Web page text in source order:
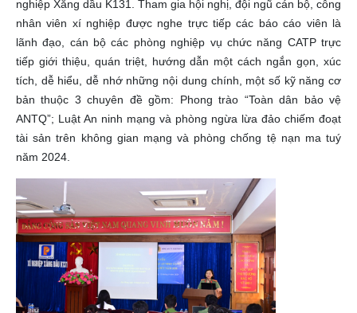
nghiệp Xăng dầu K131. Tham gia hội nghị, đội ngũ cán bộ, công
nhân viên xí nghiệp được nghe trực tiếp các báo cáo viên là
lãnh đạo, cán bộ các phòng nghiệp vụ chức năng CATP trực
tiếp giới thiệu, quán triệt, hướng dẫn một cách ngắn gọn, xúc
tích, dễ hiểu, dễ nhớ những nội dung chính, một số kỹ năng cơ
bản thuộc 3 chuyên đề gồm: Phong trào “Toàn dân bảo vệ
ANTQ”; Luật An ninh mạng và phòng ngừa lừa đảo chiếm đoạt
tài sản trên không gian mạng và phòng chống tệ nạn ma tuý
năm 2024.